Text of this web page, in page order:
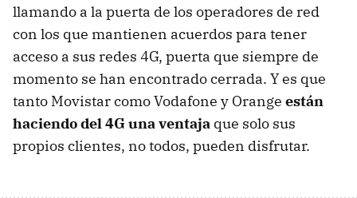
llamando a la puerta de los operadores de red
con los que mantienen acuerdos para tener
acceso a sus redes 4G, puerta que siempre de
momento se han encontrado cerrada. Y es que
tanto Movistar como Vodafone y Orange están
haciendo del 4G una ventaja que solo sus
propios clientes, no todos, pueden disfrutar.